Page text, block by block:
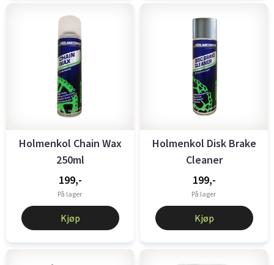
Holmenkol Chain Wax
250ml
199,-
På lager
Kjøp
Holmenkol Disk Brake
Cleaner
199,-
På lager
Kjøp